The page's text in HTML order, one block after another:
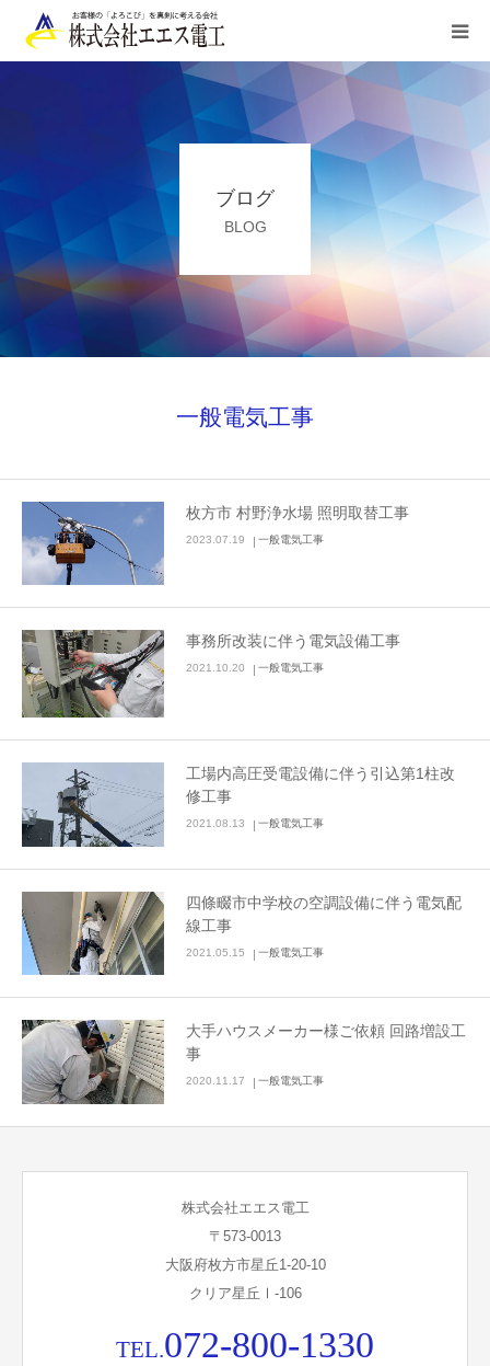
ブログ
BLOG
一般電気工事
枚方市 村野浄水場 照明取替工事
2023.07.19 一般電気工事
事務所改装に伴う電気設備工事
2021.10.20 一般電気工事
工場内高圧受電設備に伴う引込第1柱改
修工事
2021.08.13 一般電気工事
四條畷市中学校の空調設備に伴う電気配
線工事
2021.05.15 一般電気工事
大手ハウスメーカー様ご依頼 回路増設工
事
2020.11.17 一般電気工事
株式会社エエス電工
〒573-0013
大阪府枚方市星丘1-20-10
クリア星丘Ⅰ-106
TEL.072-800-1330
業務内容
施工実績
お申込み/お問合せ